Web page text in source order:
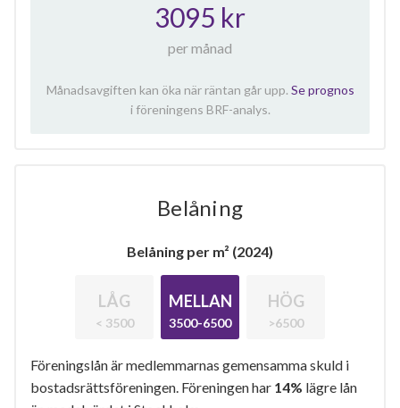
3095 kr
per månad
Månadsavgiften kan öka när räntan går upp. Se prognos
i föreningens BRF-analys.
Belåning
Belåning per m² (2024)
LÅG
< 3500
MELLAN
3500-6500
HÖG
>6500
Föreningslån är medlemmarnas gemensamma skuld i
bostadsrättsföreningen. Föreningen har 14% lägre lån